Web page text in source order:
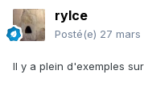
rylce
Posté(e) 27 mars
Il y a plein d'exemples